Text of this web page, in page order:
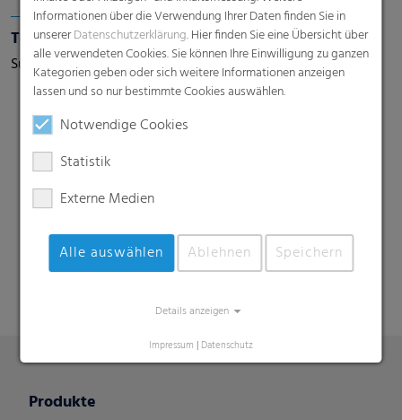
Textile Backsheets
Superweiche Backsheets mit stoffartiger Textur
Suche
Informationen über die Verwendung Ihrer Daten finden Sie in
unsererDatenschutzerklärung. Hier finden Sie eine Übersicht über
alle verwendeten Cookies. Sie können Ihre Einwilligung zu ganzen
Kategorien geben oder sich weitere Informationen anzeigen
lassen und so nur bestimmte Cookies auswählen.
Notwendige Cookies
Statistik
Externe Medien
Alle auswählen Ablehnen Speichern
Details anzeigen
Impressum | Datenschutz
Produkte